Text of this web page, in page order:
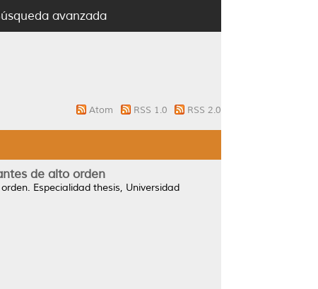
avanzada
Atom RSS 1.0 RSS 2.0
de alto orden
Especialidad thesis, Universidad